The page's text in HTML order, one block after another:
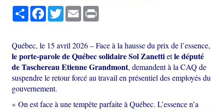
Share Facebook
TwitterEmail
Québec, le 15 avril 2026 – Face à la hausse du prix de l’essence,
le porte-parole de Québec solidaire Sol Zanettietle député
de Taschereau Etienne Grandmont, demandent à la CAQ de
suspendre le retour forcé au travail en présentiel des employés du
gouvernement.
« On est face à une tempête parfaite à Québec. L’essence n’a